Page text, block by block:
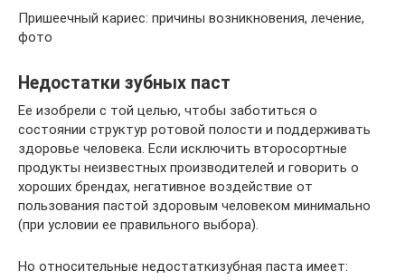
Пришеечный кариес: причины возникновения, лечение,
фото
Недостатки зубных паст
Ее изобрели с той целью, чтобы заботиться о
состоянии структур ротовой полости и поддерживать
здоровье человека. Если исключить второсортные
продукты неизвестных производителей и говорить о
хороших брендах, негативное воздействие от
пользования пастой здоровым человеком минимально
(при условии ее правильного выбора).
Но относительные недостаткизубная паста имеет: